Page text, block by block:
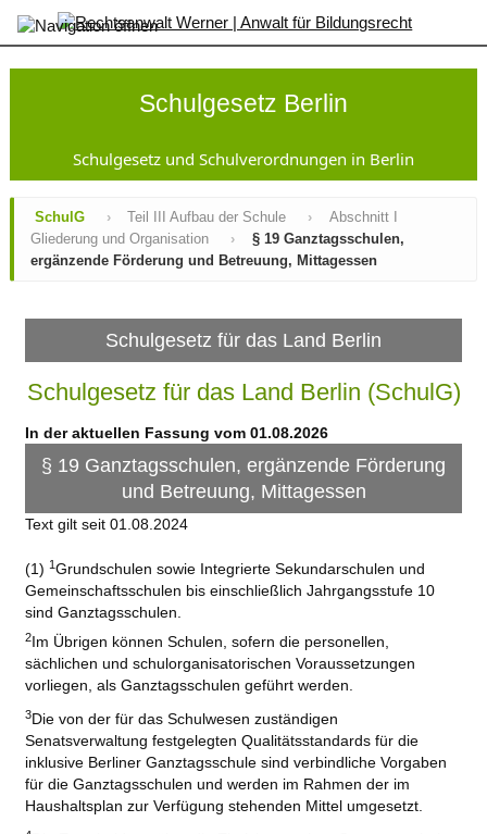
×
Startseite
Gesamtansicht
Sek
AufnahmeVO-
SbP
SchuldatenV
Zeugnisse
Kontakt
Schulgesetz Berlin
Schulgesetz und Schulverordnungen in Berlin
SchulG › Teil III Aufbau der Schule ›
Abschnitt I
Gliederung und Organisation
›
§ 19 Ganztagsschulen,
ergänzende Förderung und Betreuung, Mittagessen
Schulgesetz für das Land Berlin
Schulgesetz für das Land Berlin (SchulG)
In der aktuellen Fassung vom 01.08.2026
§ 19 Ganztagsschulen, ergänzende Förderung
und Betreuung, Mittagessen
Text gilt seit 01.08.2024
(1) 1Grundschulen sowie Integrierte Sekundarschulen und
Gemeinschaftsschulen bis einschließlich Jahrgangsstufe 10
sind Ganztagsschulen.
2Im Übrigen können Schulen, sofern die personellen,
sächlichen und schulorganisatorischen Voraussetzungen
vorliegen, als Ganztagsschulen geführt werden.
3Die von der für das Schulwesen zuständigen
Senatsverwaltung festgelegten Qualitätsstandards für die
inklusive Berliner Ganztagsschule sind verbindliche Vorgaben
für die Ganztagsschulen und werden im Rahmen der im
Haushaltsplan zur Verfügung stehenden Mittel umgesetzt.